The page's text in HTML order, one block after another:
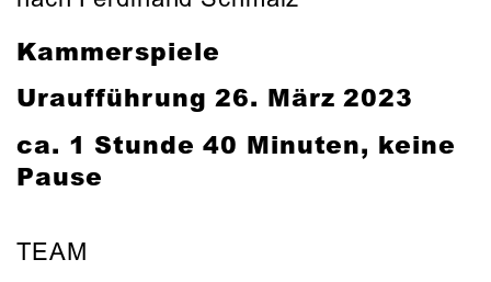
Kammerspiele
Uraufführung 26. März 2023
ca. 1 Stunde 40 Minuten, keine
Pause
TEAM